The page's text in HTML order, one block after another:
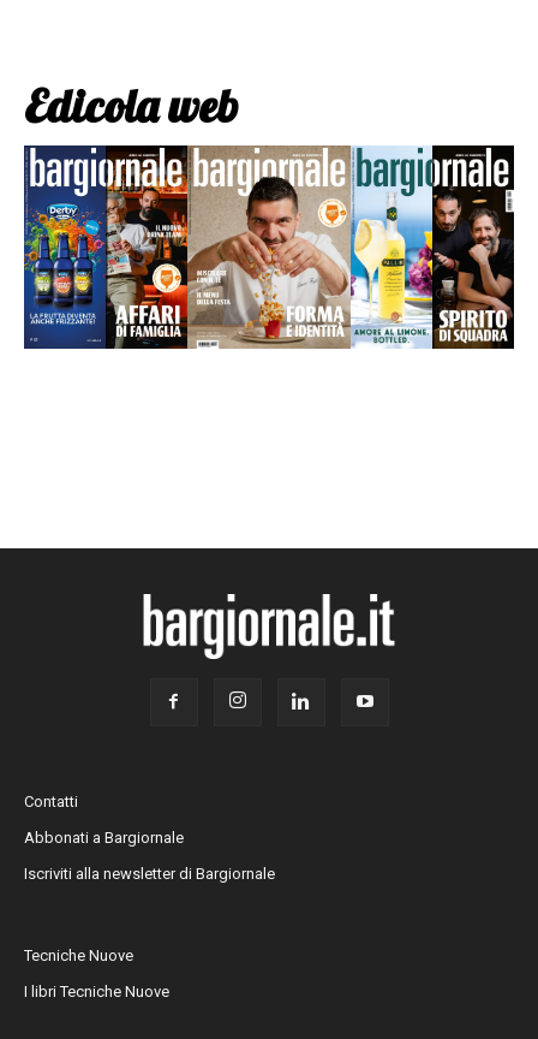
Edicola web
Contatti
Abbonati a Bargiornale
Iscriviti alla newsletter di Bargiornale
Tecniche Nuove
I libri Tecniche Nuove